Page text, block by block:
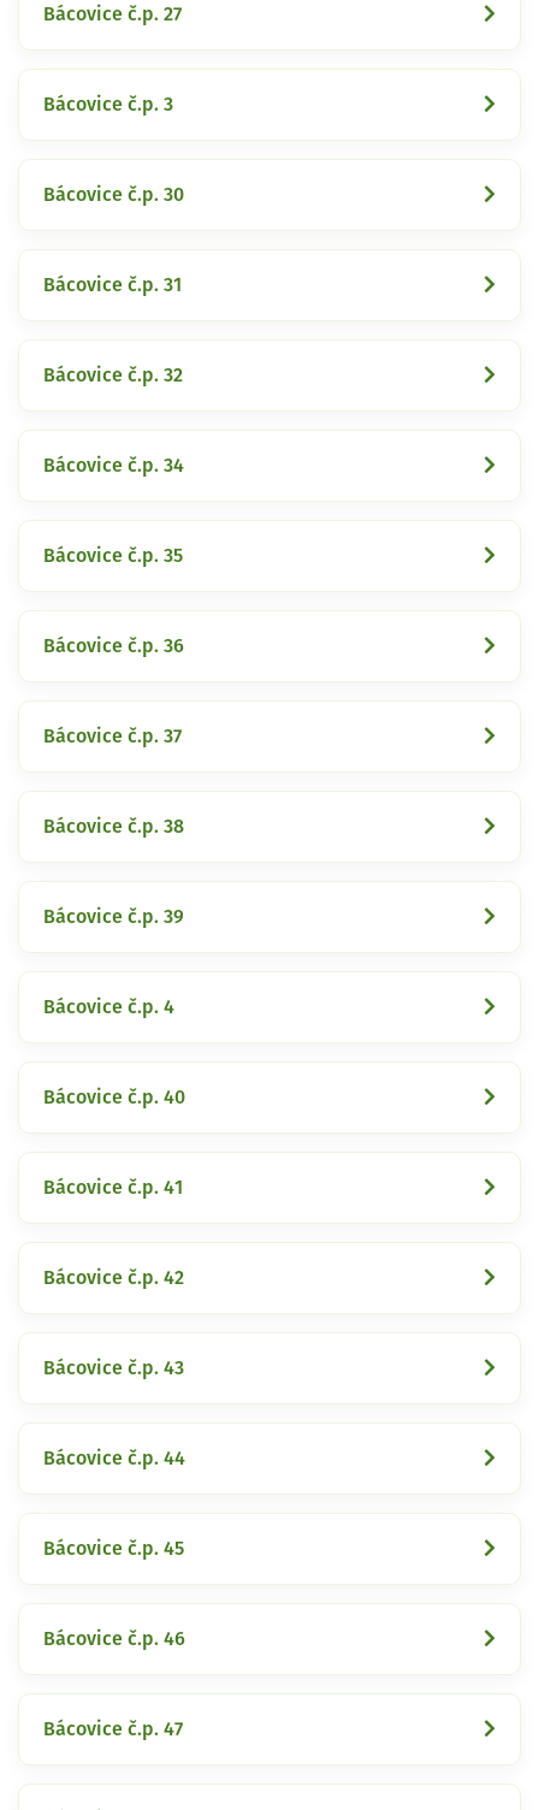
Bácovice č.p. 27
Bácovice č.p. 3
Bácovice č.p. 30
Bácovice č.p. 31
Bácovice č.p. 32
Bácovice č.p. 34
Bácovice č.p. 35
Bácovice č.p. 36
Bácovice č.p. 37
Bácovice č.p. 38
Bácovice č.p. 39
Bácovice č.p. 4
Bácovice č.p. 40
Bácovice č.p. 41
Bácovice č.p. 42
Bácovice č.p. 43
Bácovice č.p. 44
Bácovice č.p. 45
Bácovice č.p. 46
Bácovice č.p. 47